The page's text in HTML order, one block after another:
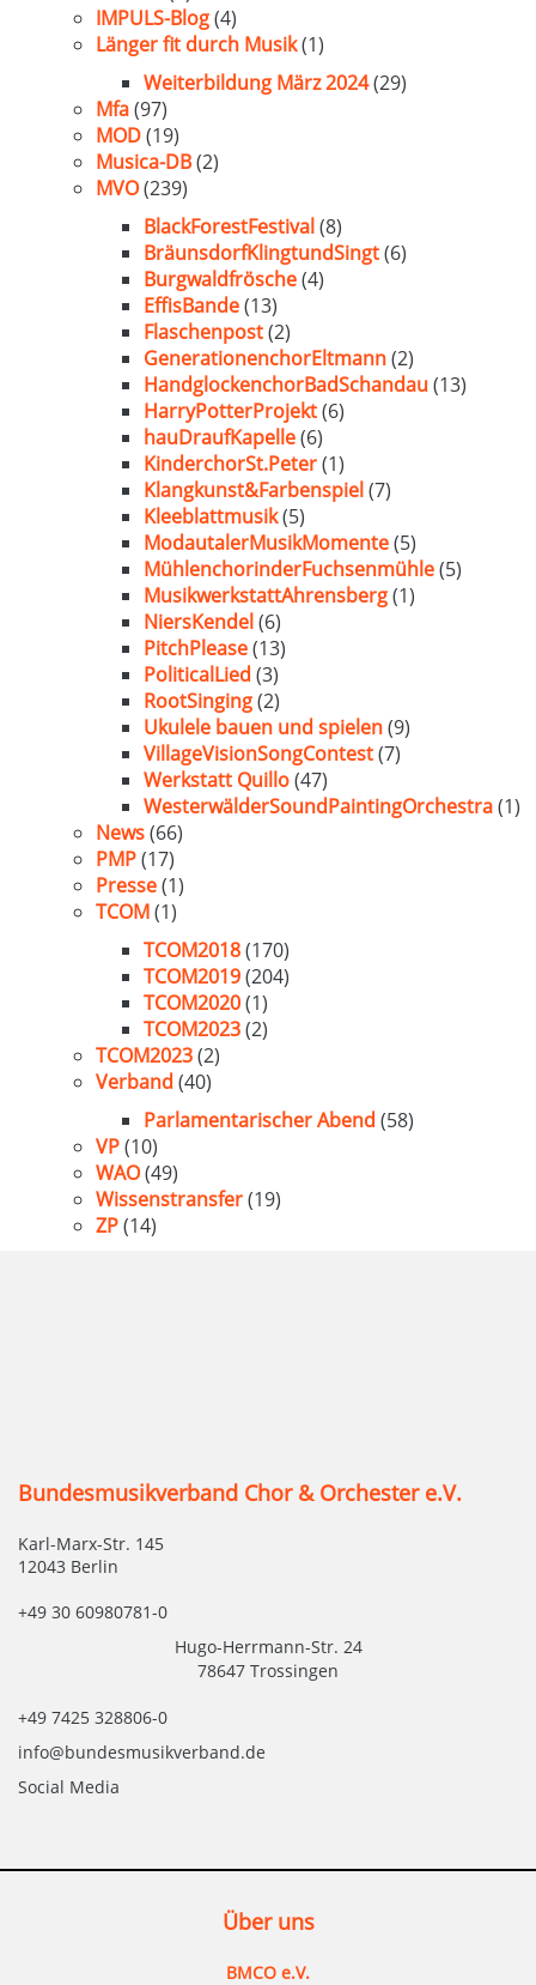
IMPULS-Blog(4)
Länger fit durch Musik(1)
Weiterbildung März 2024(29)
Mfa(97)
MOD(19)
Musica-DB(2)
MVO(239)
BlackForestFestival(8)
BräunsdorfKlingtundSingt(6)
Burgwaldfrösche(4)
EffisBande(13)
Flaschenpost(2)
GenerationenchorEltmann(2)
HandglockenchorBadSchandau(13)
HarryPotterProjekt(6)
hauDraufKapelle(6)
KinderchorSt.Peter(1)
Klangkunst&Farbenspiel(7)
Kleeblattmusik(5)
ModautalerMusikMomente(5)
MühlenchorinderFuchsenmühle(5)
MusikwerkstattAhrensberg(1)
NiersKendel(6)
PitchPlease(13)
PoliticalLied (3)
RootSinging(2)
Ukulele bauen und spielen(9)
VillageVisionSongContest(7)
Werkstatt Quillo(47)
WesterwälderSoundPaintingOrchestra(1)
News(66)
PMP(17)
Presse(1)
TCOM(1)
TCOM2018(170)
TCOM2019(204)
TCOM2020(1)
TCOM2023(2)
TCOM2023(2)
Verband (40)
Parlamentarischer Abend (58)
VP(10)
WAO(49)
Wissenstransfer(19)
ZP(14)
Bundesmusikverband Chor & Orchester e.V.
Karl-Marx-Str. 145
12043 Berlin
+49 30 60980781-0
Hugo-Herrmann-Str. 24
78647 Trossingen
+49 7425 328806-0
info@bundesmusikverband.de
Social Media
Über uns
BMCO e.V.